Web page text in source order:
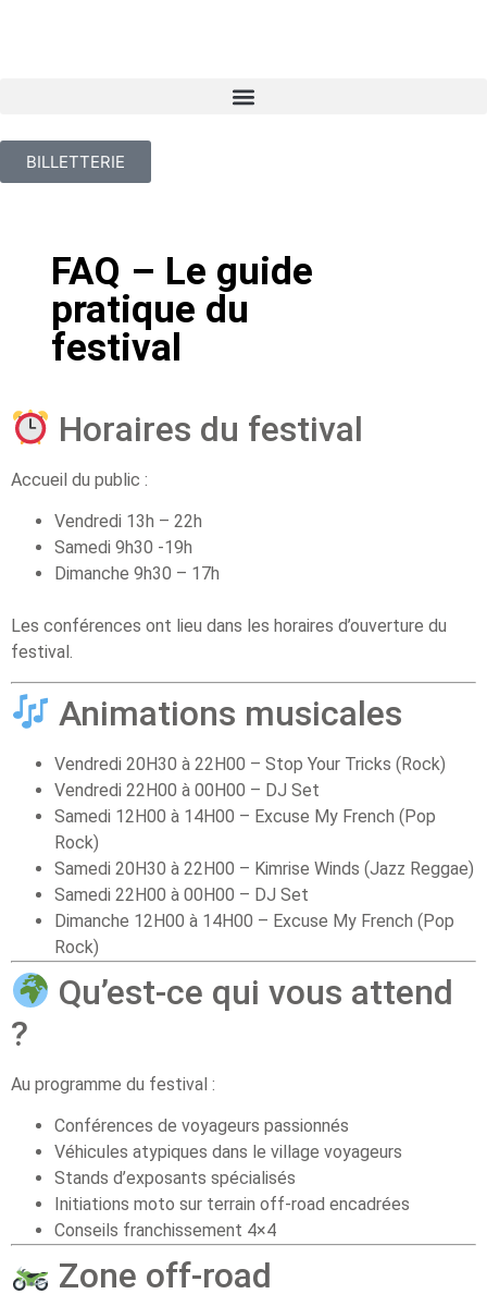
BILLETTERIE
FAQ – Le guide
pratique du
festival
Horaires du festival
Accueil du public :
Vendredi 13h – 22h
Samedi 9h30 -19h
Dimanche 9h30 – 17h
Les conférences ont lieu dans les horaires d’ouverture du
festival.
Animations musicales
Vendredi 20H30 à 22H00 – Stop Your Tricks (Rock)
Vendredi 22H00 à 00H00 – DJ Set
Samedi 12H00 à 14H00 – Excuse My French (Pop
Rock)
Samedi 20H30 à 22H00 – Kimrise Winds (Jazz Reggae)
Samedi 22H00 à 00H00 – DJ Set
Dimanche 12H00 à 14H00 – Excuse My French (Pop
Rock)
Qu’est-ce qui vous attend
?
Au programme du festival :
Conférences de voyageurs passionnés
Véhicules atypiques dans le village voyageurs
Stands d’exposants spécialisés
Initiations moto sur terrain off-road encadrées
Conseils franchissement 4×4
Zone off-road